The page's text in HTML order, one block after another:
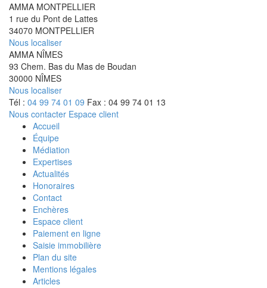
AMMA MONTPELLIER
1 rue du Pont de Lattes
34070 MONTPELLIER
Nous localiser
AMMA NÎMES
93 Chem. Bas du Mas de Boudan
30000 NÎMES
Nous localiser
Tél : 04 99 74 01 09 Fax : 04 99 74 01 13
Nous contacter Espace client
Accueil
Équipe
Médiation
Expertises
Actualités
Honoraires
Contact
Enchères
Espace client
Paiement en ligne
Saisie immobilière
Plan du site
Mentions légales
Articles